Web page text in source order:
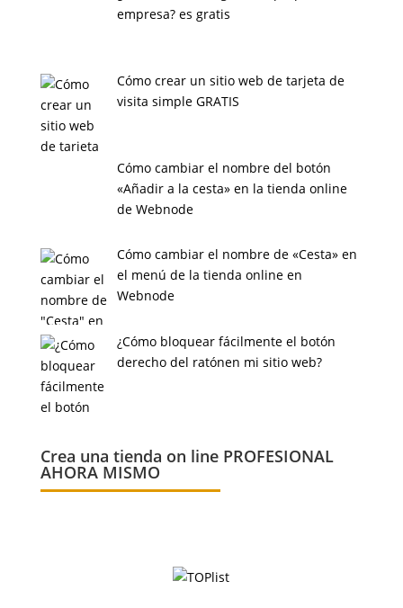
empresa? es gratis
Cómo crear un sitio web de tarjeta de
visita simple GRATIS
Cómo cambiar el nombre del botón
«Añadir a la cesta» en la tienda online
de Webnode
Cómo cambiar el nombre de «Cesta» en
el menú de la tienda online en
Webnode
¿Cómo bloquear fácilmente el botón
derecho del ratónen mi sitio web?
Crea una tienda on line PROFESIONAL
AHORA MISMO